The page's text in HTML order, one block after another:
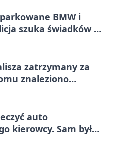
BMW i
szuka świadków w
zatrzymany za
znaleziono
auto
kierowcy. Sam był